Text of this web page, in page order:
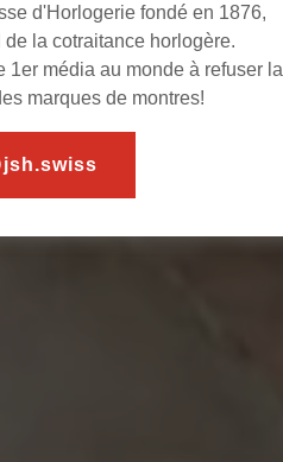
d'Horlogerie fondé en 1876,
la cotraitance horlogère.
1er média au monde à refuser la
marques de montres!